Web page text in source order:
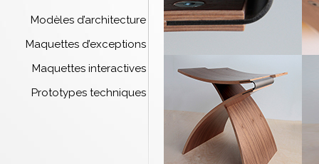
Modèles d’architecture
Maquettes d’exceptions
Maquettes interactives
Prototypes techniques